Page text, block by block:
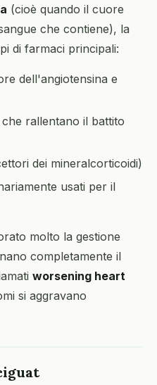
(cioè quando il cuore
che contiene), la
di farmaci principali:
dell'angiotensina e
rallentano il battito
dei mineralcorticoidi)
usati per il
molto la gestione
completamente il
worsening heart
si aggravano